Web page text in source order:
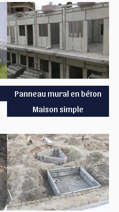
Panneau mural en béton
Maison simple